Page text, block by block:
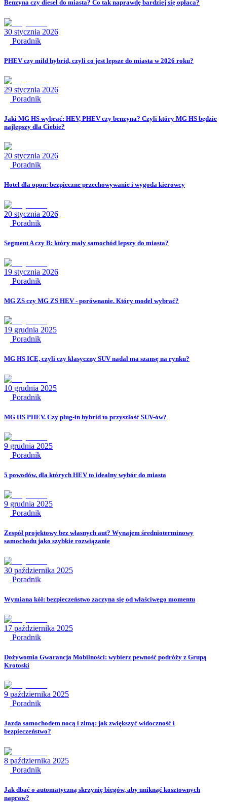
Benzyna czy diesel do miasta? Co tak naprawdę bardziej się opłaca?
30 stycznia 2026
Poradnik
PHEV czy mild hybrid, czyli co jest lepsze do miasta w 2026 roku?
29 stycznia 2026
Poradnik
Jaki MG HS wybrać: HEV, PHEV czy benzyna? Czyli który MG HS będzie
najlepszy dla Ciebie?
20 stycznia 2026
Poradnik
Hotel dla opon: bezpieczne przechowywanie i wygoda kierowcy
20 stycznia 2026
Poradnik
Segment A czy B: który mały samochód lepszy do miasta?
19 stycznia 2026
Poradnik
MG ZS czy MG ZS HEV - porównanie. Który model wybrać?
19 grudnia 2025
Poradnik
MG HS ICE, czyli czy klasyczny SUV nadal ma szansę na rynku?
10 grudnia 2025
Poradnik
MG HS PHEV. Czy plug-in hybrid to przyszłość SUV-ów?
9 grudnia 2025
Poradnik
5 powodów, dla których HEV to idealny wybór do miasta
9 grudnia 2025
Poradnik
Zespół projektowy bez własnych aut? Wynajem średnioterminowy
samochodu jako szybkie rozwiązanie
30 października 2025
Poradnik
Wymiana kół: bezpieczeństwo zaczyna się od właściwego momentu
17 października 2025
Poradnik
Dożywotnia Gwarancja Mobilności: wybierz pewność podróży z Grupą
Krotoski
9 października 2025
Poradnik
Jazda samochodem nocą i zimą: jak zwiększyć widoczność i
bezpieczeństwo?
8 października 2025
Poradnik
Jak dbać o automatyczną skrzynię biegów, aby uniknąć kosztownych
napraw?